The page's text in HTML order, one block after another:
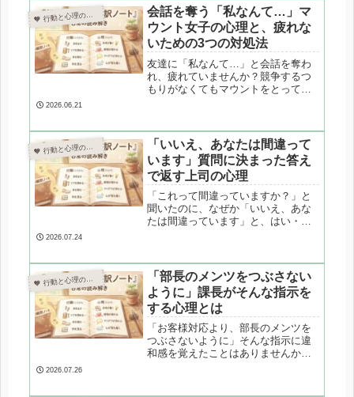
をつかずに相手の承認欲求を満た
し、自分の意見も伝える「Iメッセー
ジ」の活用法を専門的に解説しま
す。
 行動と心理の翻訳ノート
会話を奪う「私なんて…」マ
ウント女子の心理と、疲れな
いための3つの対処法
友達に「私なんて…」と会話を奪わ
れ、疲れていませんか？競争するつ
もりがなくてもマウントをとってく
メカニズムと、相手のペースに巻き
込まれずにあなたの心を守る3つの対
処法を心理カウンセラーが解説しま
す。
2026.06.21
 行動と心理の翻訳ノート
「いいえ、あなたは間違って
います」質問に決まった答え
で返す上司の心理
「これって間違っていますか？」と
聞いたのに、なぜか「いいえ、あな
たは間違っています」と、はい・い
応や、職場環境の中で固定化された
反応パターンなど、不思議な言葉の
裏側を読み解きます。
2026.07.24
 行動と心理の翻訳ノート
「部長のメンツをつぶさない
ように」課長がそんな指示を
する心理とは
「お客様対応より、部長のメンツを
つぶさないように」そんな指示に違
和感を覚えたことはありませんか？
2026.07.26